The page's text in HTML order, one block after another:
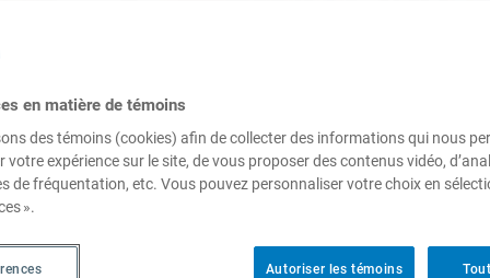
André Gagnon publie une
promotionnelles des
en matière de témoins
des témoins (cookies) afin de collecter des informations qui nous
votre expérience sur le site, de vous proposer des contenus vidéo,
de fréquentation, etc. Vous pouvez personnaliser votre choix en
».
Autoriser les témoins